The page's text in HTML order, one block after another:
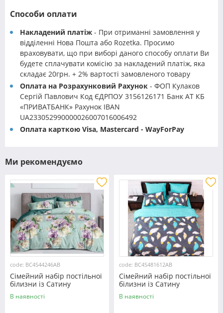
Способи оплати
Накладений платіж - При отриманні замовлення у
відділенні Нова Пошта або Rozetka. Просимо
враховувати, що при виборі даного способу оплати Ви
будете сплачувати комісію за накладений платіж, яка
складає 20грн. + 2% вартості замовленого товару
Оплата на Розрахунковий Рахунок - ФОП Кулаков
Сергій Павлович Код ЄДРПОУ 3156126171 Банк АТ КБ
«ПРИВАТБАНК» Рахунок IBAN
UA233052990000026007016006492
Оплата карткою Visa, Mastercard - WayForPay
Ми рекомендуємо
code: BC4S44246AB
Сімейний набір постільної
білизни із Сатину
№44246AB Черешенка™
В наявності
code: BC4S481612AB
Сімейний набір постільної
білизни із Сатину
№481612AB Черешенка™
В наявності